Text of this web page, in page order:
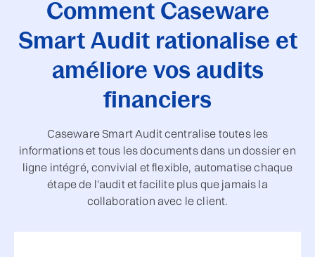
Comment Caseware
Smart Audit rationalise et
améliore vos audits
financiers
Caseware Smart Audit centralise toutes les
informations et tous les documents dans un dossier en
ligne intégré, convivial et flexible, automatise chaque
étape de l'audit et facilite plus que jamais la
collaboration avec le client.